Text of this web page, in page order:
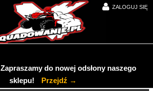
ZALOGUJ SIĘ
Zapraszamy do nowej odsłony naszego
sklepu!
Przejdź →